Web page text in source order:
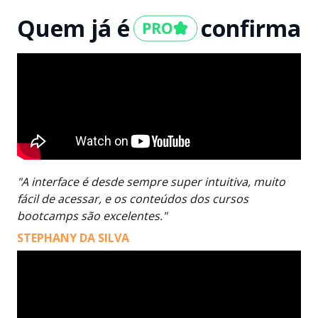
Quem já é confirma
"A interface é desde sempre super intuitiva, muito
fácil de acessar, e os conteúdos dos cursos
bootcamps são excelentes."
STEPHANY DA SILVA